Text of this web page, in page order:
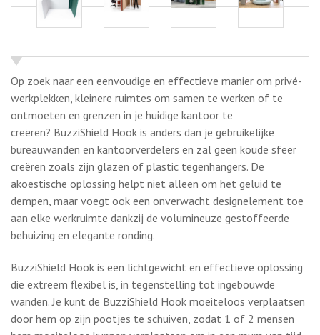
werkplekken, kleinere ruimtes om samen te werken of te
ontmoeten en grenzen in je huidige kantoor te
bureauwanden en kantoorverdelers en zal geen koude sfeer
creëren zoals zijn glazen of plastic tegenhangers.De
akoestische oplossing helpt niet alleen om het geluid te
dempen, maar voegt ook een onverwacht designelement toe
aan elke werkruimte dankzij de volumineuze gestoffeerde
behuizing en elegante ronding.
BuzziShield Hook is een lichtgewicht en effectieve oplossing
die extreem flexibel is, in tegenstelling tot ingebouwde
wanden.
Je kunt de BuzziShield Hook moeiteloos verplaatsen
door hem op zijn pootjes te schuiven, zodat 1 of 2 mensen
hem moeiteloos kunnen verplaatsen om in een mum van tijd
verschillende zones te creëren, en vooral, gelukkige en
gezonde werkruimtes.
OFFERTE AANVRAGEN